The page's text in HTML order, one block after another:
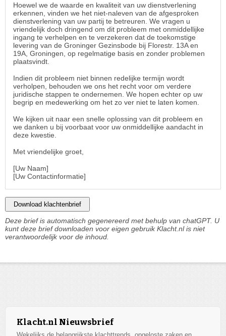
Hoewel we de waarde en kwaliteit van uw dienstverlening
erkennen, vinden we het niet-naleven van de afgesproken
dienstverlening van uw partij te betreuren. We vragen u
vriendelijk doch dringend om dit probleem met onmiddellijke
ingang te verhelpen en te verzekeren dat de toekomstige
levering van de Groninger Gezinsbode bij Florestr. 13A en
19A, Groningen, op regelmatige basis en zonder problemen
plaatsvindt.
Indien dit probleem niet binnen redelijke termijn wordt
verholpen, behouden we ons het recht voor om verdere
juridische stappen te ondernemen. We hopen echter op uw
begrip en medewerking om het zo ver niet te laten komen.
We kijken uit naar een snelle oplossing van dit probleem en
we danken u bij voorbaat voor uw onmiddellijke aandacht in
deze kwestie.
Met vriendelijke groet,
[Uw Naam]
[Uw Contactinformatie]
Download klachtenbrief
Deze brief is automatisch gegenereerd met behulp van chatGPT. U
kunt deze brief downloaden voor eigen gebruik Klacht.nl is niet
verantwoordelijk voor de inhoud.
Klacht.nl Nieuwsbrief